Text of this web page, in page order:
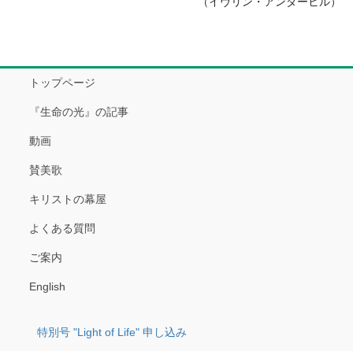
トップページ
『生命の光』の記事
動画
賛美歌
キリストの幕屋
よくある質問
ご案内
English
特別号 "Light of Life" 申し込み